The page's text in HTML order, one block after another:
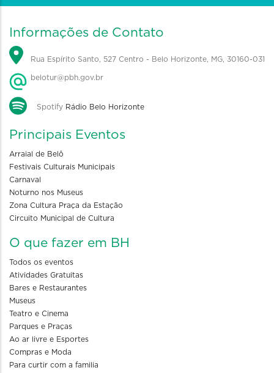
Informações de Contato
Rua Espírito Santo, 527 Centro - Belo Horizonte, MG, 30160-031
belotur@pbh.gov.br
Spotify Rádio Belo Horizonte
Principais Eventos
Arraial de Belô
Festivais Culturais Municipais
Carnaval
Noturno nos Museus
Zona Cultura Praça da Estação
Circuito Municipal de Cultura
O que fazer em BH
Todos os eventos
Atividades Gratuitas
Bares e Restaurantes
Museus
Teatro e Cinema
Parques e Praças
Ao ar livre e Esportes
Compras e Moda
Para curtir com a familia